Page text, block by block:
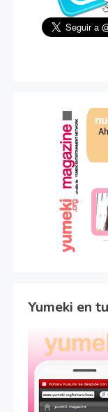
Yumeki en